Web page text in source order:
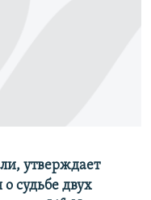
утверждает
судьбе двух